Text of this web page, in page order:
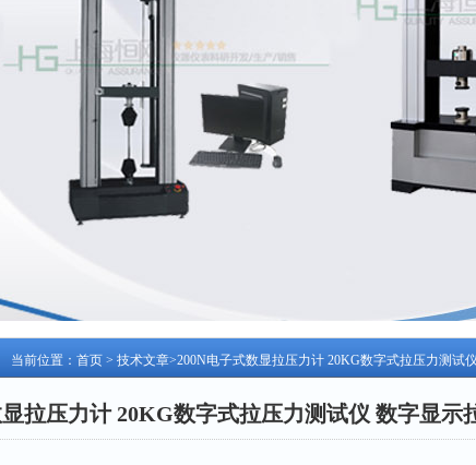
当前位置： 首页 > 技术文章>200N电子式数显拉压力计 20KG数字式拉压力测试
拉压力计 20KG数字式拉压力测试仪 数字显示